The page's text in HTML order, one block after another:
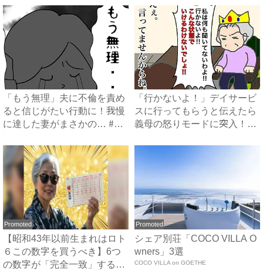
「もう無理」夫に不倫を責め
ると信じがたい行動に！我慢
に達した妻がまさかの… #
「行かないよ！」デイサービ
スに行ってもらうと伝えたら
義母の怒りモードに突入！
Promoted
【昭和43年以前生まれはロト
６この数字を買うべき】6つ
の数字が「完全一致」する
Promoted
シェア別荘「COCO VILLA O
wners」3選
COCO VILLA on GOETHE